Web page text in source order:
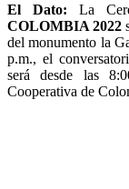
El Dato: La
COLOMBIA 2022
del monumento la
p.m., el
será desde las
Cooperativa de